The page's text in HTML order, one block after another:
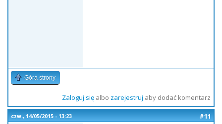
Góra strony
Zaloguj sięalbo zarejestruj aby dodać komentarz
czw., 14/05/2015 - 13:23
#11